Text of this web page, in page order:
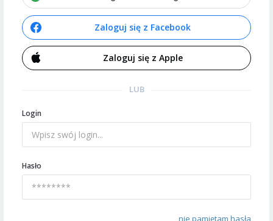
Zaloguj się z Facebook
Zaloguj się z Apple
LUB
Login
Hasło
nie pamiętam hasła